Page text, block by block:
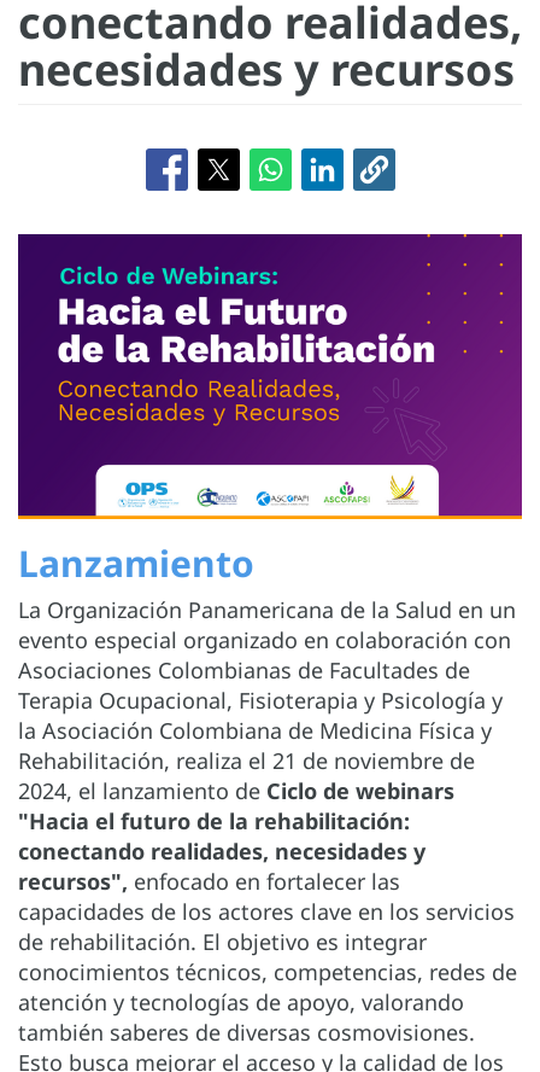
conectando realidades,
necesidades y recursos
Lanzamiento
La Organización Panamericana de la Salud en un
evento especial organizado en colaboración con
Asociaciones Colombianas de Facultades de
Terapia Ocupacional, Fisioterapia y Psicología y
la Asociación Colombiana de Medicina Física y
Rehabilitación, realiza el 21 de noviembre de
2024, el lanzamiento de Ciclo de webinars
"Hacia el futuro de la rehabilitación:
conectando realidades, necesidades y
recursos", enfocado en fortalecer las
capacidades de los actores clave en los servicios
de rehabilitación. El objetivo es integrar
conocimientos técnicos, competencias, redes de
atención y tecnologías de apoyo, valorando
también saberes de diversas cosmovisiones.
Esto busca mejorar el acceso y la calidad de los